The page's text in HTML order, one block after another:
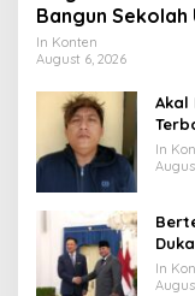
Bangun
Universitas
In Konten
August 6, 2026
Akal
In
In